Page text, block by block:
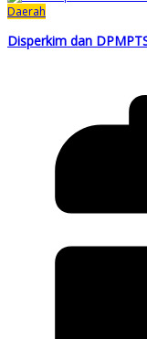
Daerah
Disperkim dan